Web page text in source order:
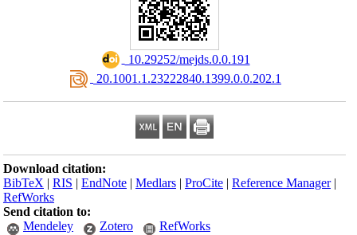
‎ 10.29252/mejds.0.0.191
‎ 20.1001.1.23222840.1399.0.0.202.1
Download citation:
BibTeX |RIS |EndNote |Medlars |ProCite |Reference Manager
RefWorks
Send citation to:
Mendeley
Zotero RefWorks